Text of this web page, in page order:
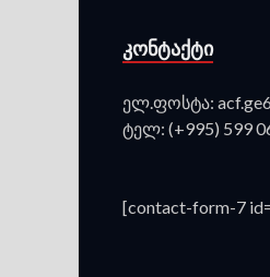
ᲙᲝᲜᲢᲐᲥᲢᲘ
ელ.ფოსტა:
ტელ: (+995) 599
[contact-form-7